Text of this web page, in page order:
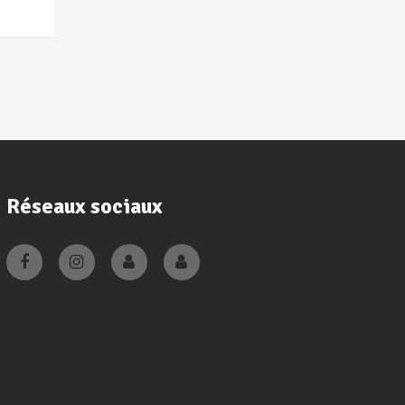
Réseaux sociaux